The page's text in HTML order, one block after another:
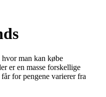
man kan købe
er en masse forskellige
for pengene varierer fra